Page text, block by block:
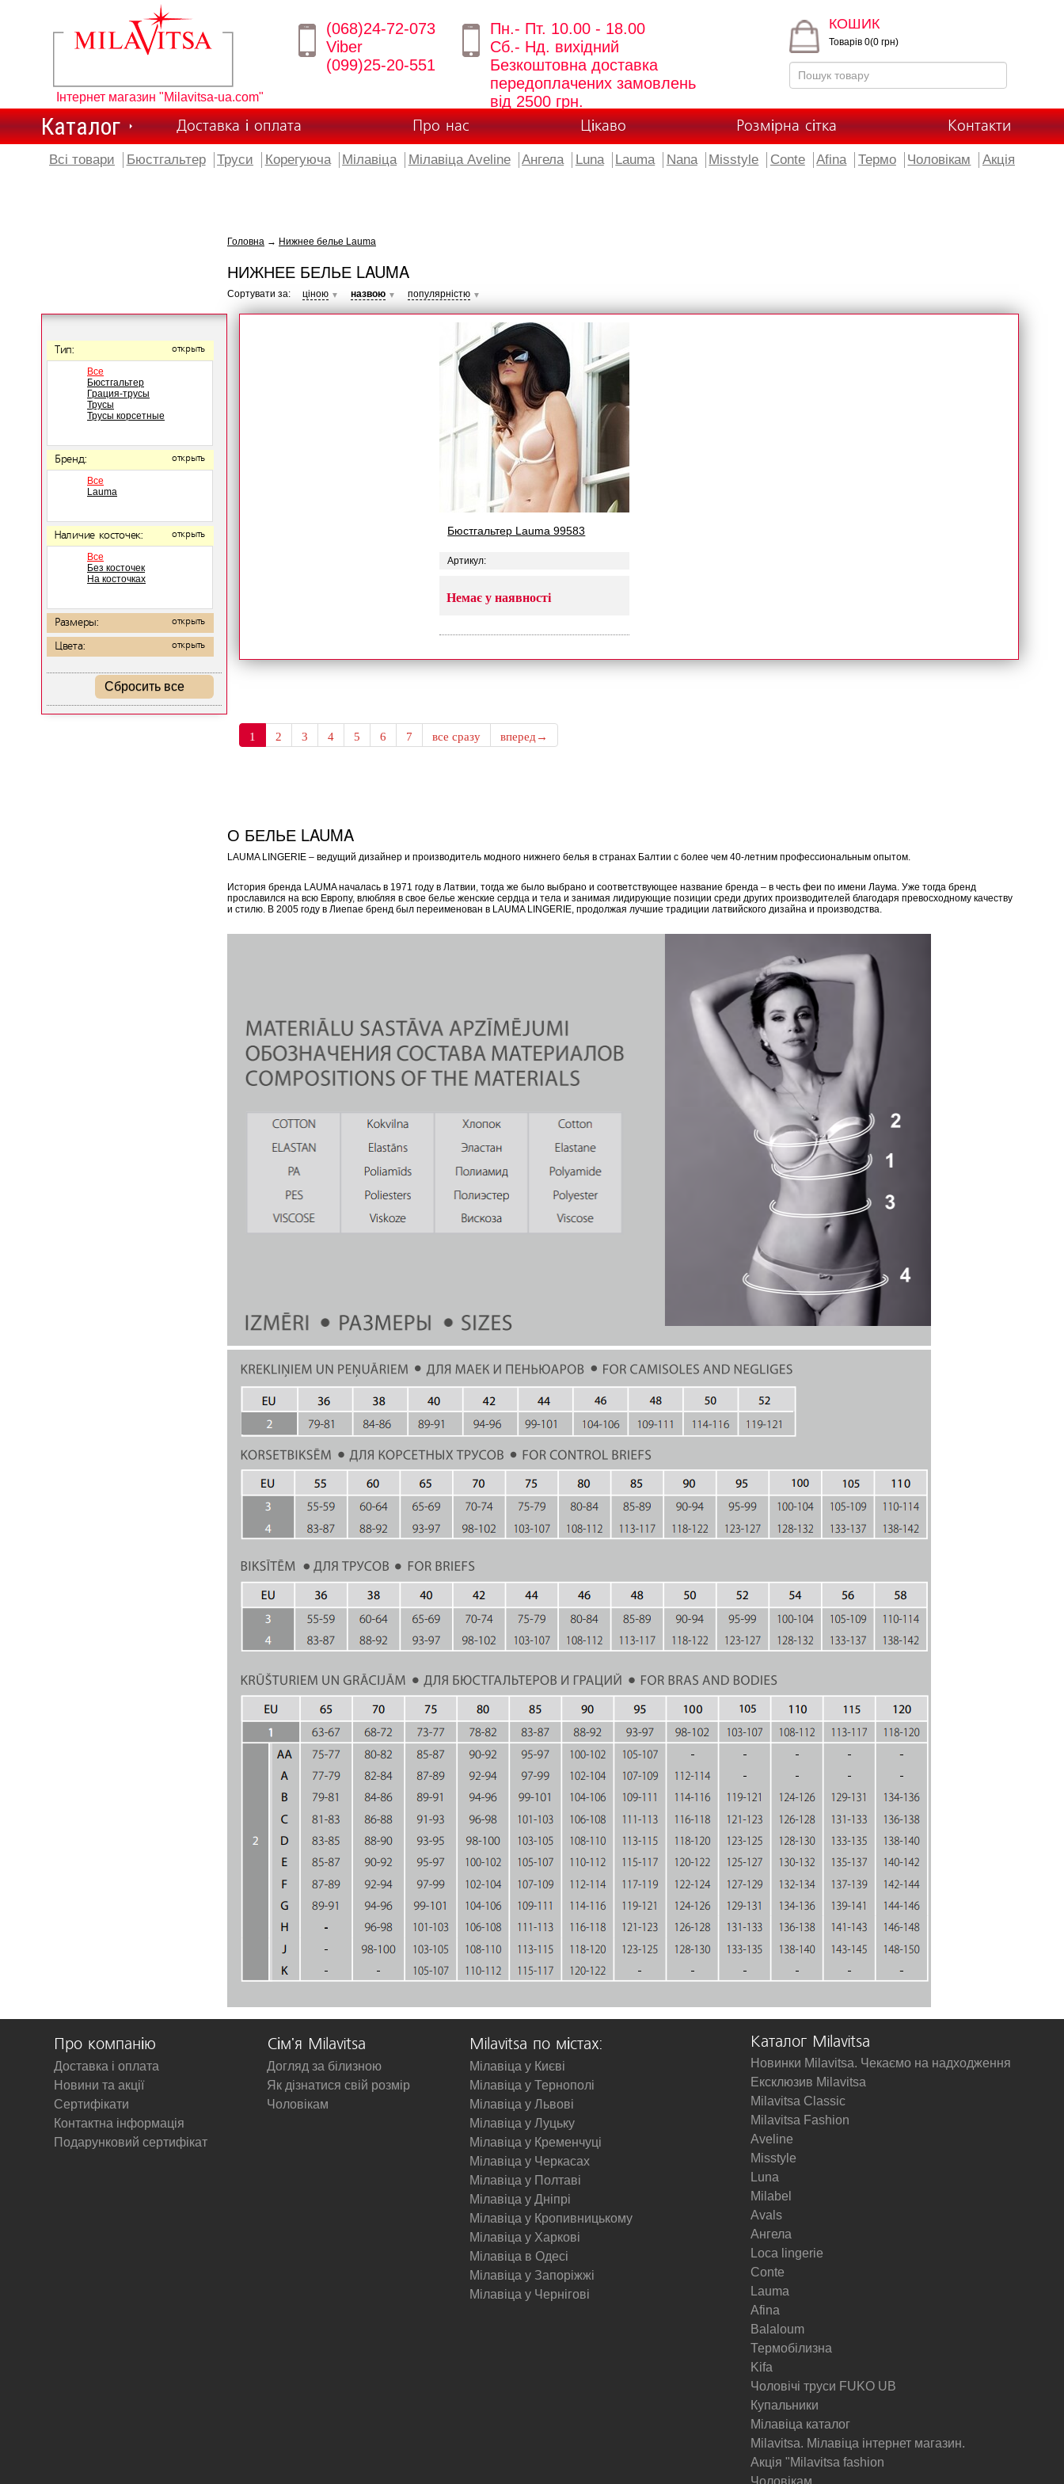
Інтернет магазин "Milavitsa-ua.com"
(068)24-72-073
Viber
(099)25-20-551
Пн.- Пт. 10.00 - 18.00
Сб.- Нд. вихідний
Безкоштовна доставка
передоплачених замовлень
від 2500 грн.
КОШИК
Товарів 0(0 грн)
Каталог Доставка і оплата Про нас Цікаво Розмірна сітка Контакти
Всі товари Бюстгальтер Труси Корегуюча Мілавіца Мілавіца Aveline Ангела Luna Lauma Nana Misstyle Conte Afina Термо Чоловікам Акція
Тип: открыть
Все
Бюстгальтер
Грация-трусы
Трусы
Трусы корсетные
Бренд: открыть
Все
Lauma
Наличие косточек: открыть
Все
Без косточек
На косточках
Размеры: открыть
Цвета: открыть
Сбросить все
Головна → Нижнее белье Lauma
НИЖНЕЕ БЕЛЬЕ LAUMA
Сортувати за: ціною ▼ назвою ▼ популярністю ▼
Бюстгальтер Lauma 99583
Артикул:
Немає у наявності
1 2 3 4 5 6 7 все сразу вперед→
О БЕЛЬЕ LAUMA
LAUMA LINGERIE – ведущий дизайнер и производитель модного нижнего белья в странах Балтии с более чем 40-летним профессиональным опытом.
История бренда LAUMA началась в 1971 году в Латвии, тогда же было выбрано и соответствующее название бренда – в честь феи по имени Лаума. Уже тогда бренд
прославился на всю Европу, влюбляя в свое белье женские сердца и тела и занимая лидирующие позиции среди других производителей благодаря превосходному качеству
и стилю. В 2005 году в Лиепае бренд был переименован в LAUMA LINGERIE, продолжая лучшие традиции латвийского дизайна и производства.
Про компанію
Доставка і оплата
Новини та акції
Сертифікати
Контактна інформація
Подарунковий сертифікат
Сім'я Milavitsa
Догляд за білизною
Як дізнатися свій розмір
Чоловікам
Milavitsa по містах:
Мілавіца у Києві
Мілавіца у Тернополі
Мілавіца у Львові
Мілавіца у Луцьку
Мілавіца у Кременчуці
Мілавіца у Черкасах
Мілавіца у Полтаві
Мілавіца у Дніпрі
Мілавіца у Кропивницькому
Мілавіца у Харкові
Мілавіца в Одесі
Мілавіца у Запоріжжі
Мілавіца у Чернігові
Каталог Milavitsa
Новинки Milavitsa. Чекаємо на надходження
Ексклюзив Milavitsa
Milavitsa Classic
Milavitsa Fashion
Aveline
Misstyle
Luna
Milabel
Avals
Ангела
Loca lingerie
Conte
Lauma
Afina
Balaloum
Термобілизна
Kifa
Чоловічі труси FUKO UB
Купальники
Мілавіца каталог
Milavitsa. Мілавіца інтернет магазин.
Акція "Milavitsa fashion
Чоловікам